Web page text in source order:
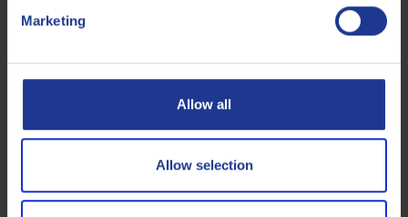
Marketing
Allow all
Allow selection
Q8 Strauss 46
Huile hautes performances pour compresseurs à gaz
Huile compresseur